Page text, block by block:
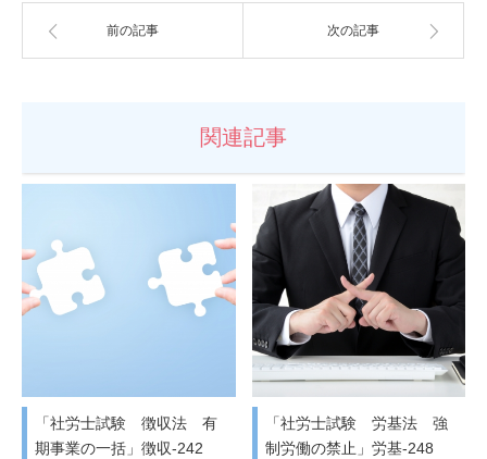
前の記事 次の記事
関連記事
「社労士試験 徴収法 有
期事業の一括」徴収-242
「社労士試験 労基法 強
制労働の禁止」労基-248